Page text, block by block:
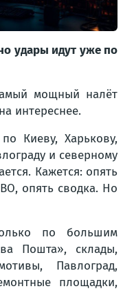
удары идут уже по
мощный налёт
интереснее.
Киеву, Харькову,
и северному
Кажется: опять
опять сводка. Но
по большим
Пошта», склады,
Павлоград,
площадки,